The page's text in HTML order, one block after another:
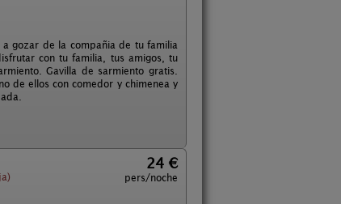
gozar de la compañia de tu familia
con tu familia, tus amigos, tu
Gavilla de sarmiento gratis.
de ellos con comedor y chimenea y
24 €
pers/noche